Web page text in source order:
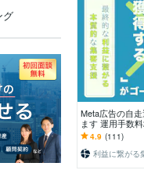
グ
Meta広告の自
ます 運用手数
ぎ！外注に依存
支援
4.9 (111)